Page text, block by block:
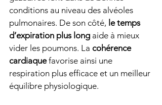
conditions au niveau des alvéoles
pulmonaires. De son côté, le temps
d’expiration plus long aide à mieux
vider les poumons. La cohérence
cardiaque favorise ainsi une
respiration plus efficace et un meilleur
équilibre physiologique.